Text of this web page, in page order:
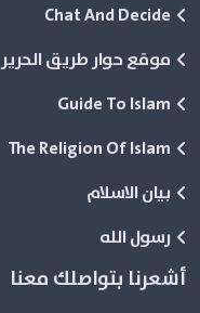
Chat And Decide
موقع حوار طريق الحرير
Guide To Islam
The Religion Of Islam
بيان الاسلام
رسول الله
أشعرنا بتواصلك معنا